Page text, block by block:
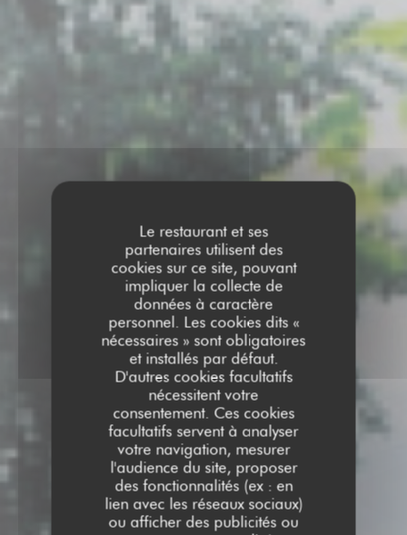
Le restaurant et ses
partenaires utilisent des
cookies sur ce site, pouvant
impliquer la collecte de
données à caractère
personnel. Les cookies dits «
nécessaires » sont obligatoires
et installés par défaut.
D'autres cookies facultatifs
nécessitent votre
consentement. Ces cookies
facultatifs servent à analyser
votre navigation, mesurer
l'audience du site, proposer
des fonctionnalités (ex : en
lien avec les réseaux sociaux)
ou afficher des publicités ou